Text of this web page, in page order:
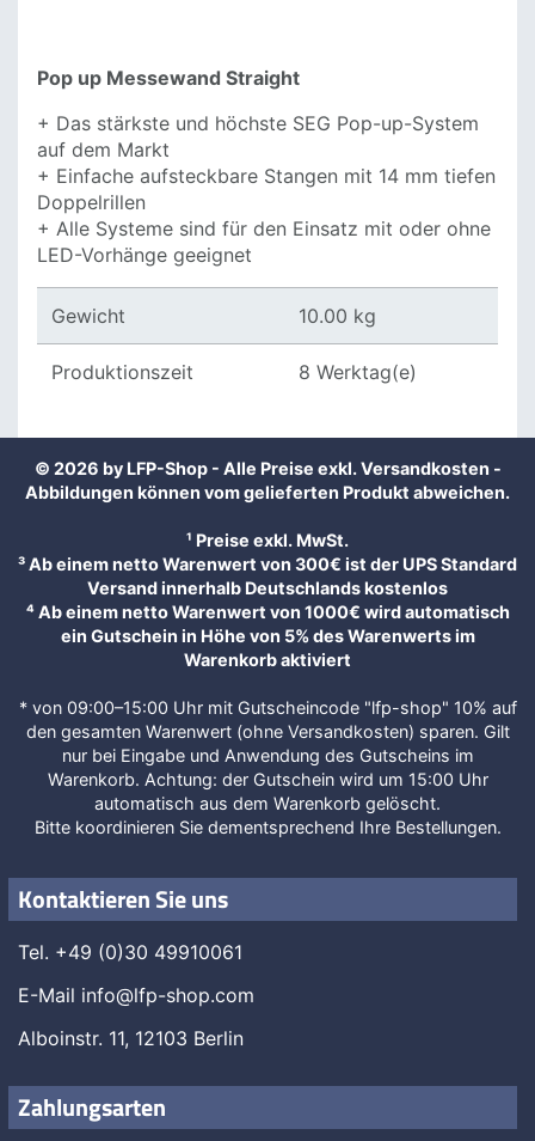
Pop up Messewand Straight
+ Das stärkste und höchste SEG Pop-up-System
auf dem Markt
+ Einfache aufsteckbare Stangen mit 14 mm tiefen
Doppelrillen
+ Alle Systeme sind für den Einsatz mit oder ohne
LED-Vorhänge geeignet
Gewicht 10.00 kg
Produktionszeit 8 Werktag(e)
© 2026 by LFP-Shop - Alle Preise exkl.Versandkosten -
Abbildungen können vom gelieferten Produkt abweichen.
¹ Preise exkl. MwSt.
³ Ab einem netto Warenwert von 300€ ist der UPS Standard
Versand innerhalb Deutschlands kostenlos
⁴ Ab einem netto Warenwert von 1000€ wird automatisch
ein Gutschein in Höhe von 5% des Warenwerts im
Warenkorb aktiviert
* von 09:00–15:00 Uhr mit Gutscheincode "lfp-shop" 10% auf
den gesamten Warenwert (ohne Versandkosten) sparen. Gilt
nur bei Eingabe und Anwendung des Gutscheins im
Warenkorb. Achtung: der Gutschein wird um 15:00 Uhr
automatisch aus dem Warenkorb gelöscht.
Bitte koordinieren Sie dementsprechend Ihre Bestellungen.
Kontaktieren Sie uns
Tel. +49 (0)30 49910061
E-Mail info@lfp-shop.com
Alboinstr. 11, 12103 Berlin
Zahlungsarten